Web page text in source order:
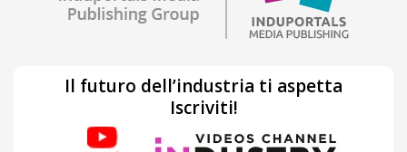
Il futuro dell’industria ti aspetta
Iscriviti!